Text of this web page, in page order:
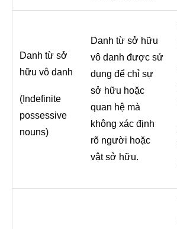
Danh từ sở
hữu vô danh
(Indefinite
possessive
nouns)
Danh từ sở hữu
vô danh được sử
dụng để chỉ sự
sở hữu hoặc
quan hệ mà
không xác định
rõ người hoặc
vật sở hữu.